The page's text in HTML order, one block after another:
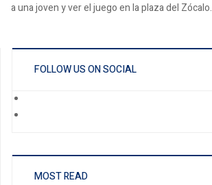
a una joven y ver el juego en la plaza del Zócalo.
FOLLOW US ON SOCIAL
MOST READ